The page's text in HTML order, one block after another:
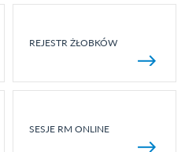
REJESTR ŻŁOBKÓW
SESJE RM ONLINE